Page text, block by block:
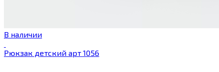
В наличии
Рюкзак детский арт 1056